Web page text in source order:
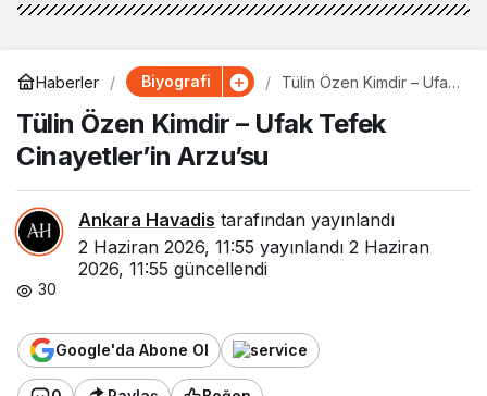
Haberler Biyografi
Tülin Özen Kimdir – Ufak
Arzu’su
Tülin Özen Kimdir – Ufak Tefek
Cinayetler’in Arzu’su
Ankara Havadis tarafından yayınlandı
2 Haziran 2026, 11:55 yayınlandı 2 Haziran
2026, 11:55 güncellendi
30
Google'da Abone Ol